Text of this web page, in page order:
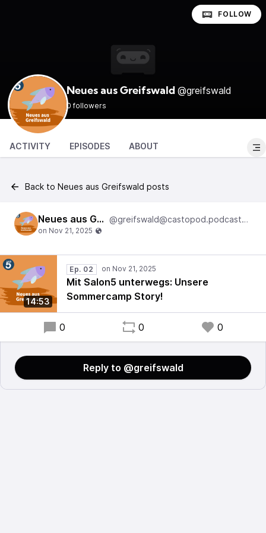
Neues aus Greifswald @greifswald
0 followers
FOLLOW
ACTIVITY EPISODES ABOUT
Back to Neues aus Greifswald posts
Neues aus Greifswald @greifswald@castopod.podcasthostwuh.correctiv.net
14:53
Ep. 02
Mit Salon5 unterwegs: Unsere
Sommercamp Story!
0 0 0
Reply to @greifswald